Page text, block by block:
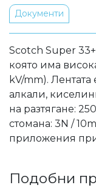
Документи
Scotch Super
която има
kV/mm). Лентата
алкали,
на разтягане:
стомана: 3N /
приложения при
Подобни